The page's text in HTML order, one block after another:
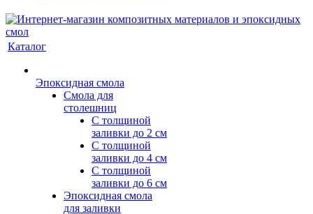
Каталог
Эпоксидная смола
Смола для
столешниц
С толщиной
заливки до 2 см
С толщиной
заливки до 4 см
С толщиной
заливки до 6 см
Эпоксидная смола
для заливки